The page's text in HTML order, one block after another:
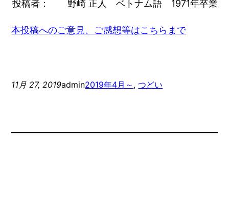
投稿者： 野崎 正人 ベトナム語 1971年卒業
本投稿へのご意見、ご感想等はこちらまで
11月 27, 2019admin2019年4月～ , つどい